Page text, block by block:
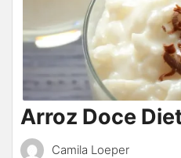
Arroz Doce
Camila Loeper